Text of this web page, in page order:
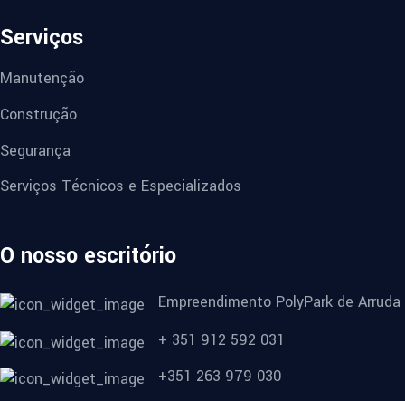
Serviços
Manutenção
Construção
Segurança
Serviços Técnicos e Especializados
O nosso escritório
Empreendimento PolyPark de
+ 351 912 592 031
+351 263 979 030